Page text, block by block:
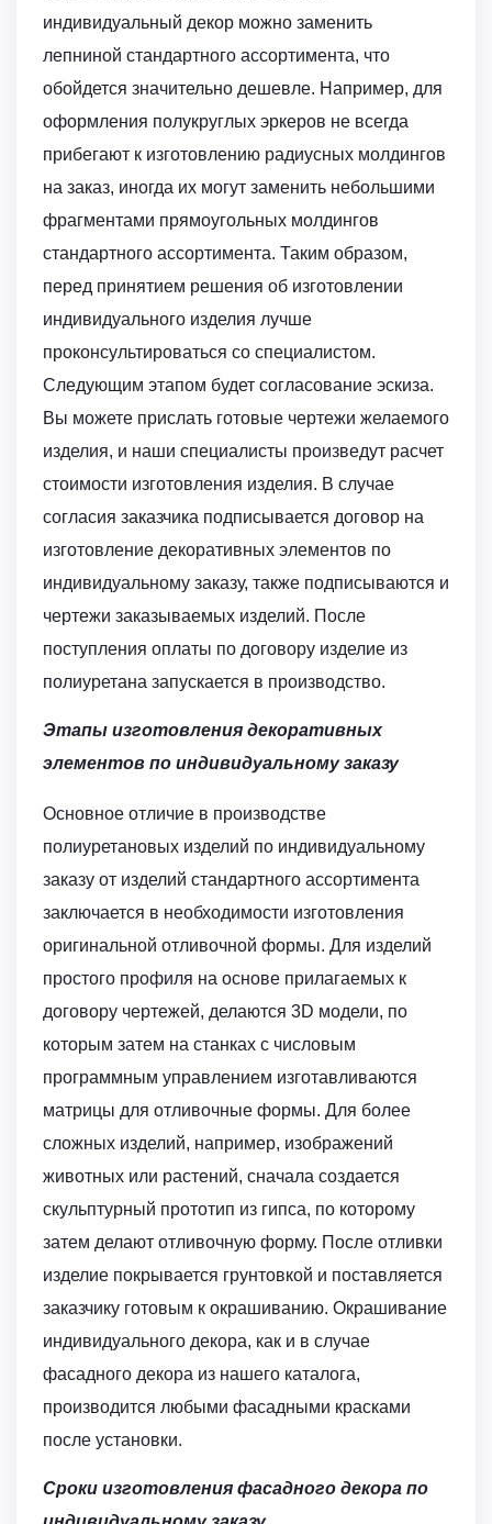
индивидуальный декор можно заменить
лепниной стандартного ассортимента, что
обойдется значительно дешевле. Например, для
оформления полукруглых эркеров не всегда
прибегают к изготовлению радиусных молдингов
на заказ, иногда их могут заменить небольшими
фрагментами прямоугольных молдингов
стандартного ассортимента. Таким образом,
перед принятием решения об изготовлении
индивидуального изделия лучше
проконсультироваться со специалистом.
Следующим этапом будет согласование эскиза.
Вы можете прислать готовые чертежи желаемого
изделия, и наши специалисты произведут расчет
стоимости изготовления изделия. В случае
согласия заказчика подписывается договор на
изготовление декоративных элементов по
индивидуальному заказу, также подписываются и
чертежи заказываемых изделий. После
поступления оплаты по договору изделие из
полиуретана запускается в производство.
Этапы изготовления декоративных
элементов по индивидуальному заказу
Основное отличие в производстве
полиуретановых изделий по индивидуальному
заказу от изделий стандартного ассортимента
заключается в необходимости изготовления
оригинальной отливочной формы. Для изделий
простого профиля на основе прилагаемых к
договору чертежей, делаются 3D модели, по
которым затем на станках с числовым
программным управлением изготавливаются
матрицы для отливочные формы. Для более
сложных изделий, например, изображений
животных или растений, сначала создается
скульптурный прототип из гипса, по которому
затем делают отливочную форму. После отливки
изделие покрывается грунтовкой и поставляется
заказчику готовым к окрашиванию. Окрашивание
индивидуального декора, как и в случае
фасадного декора из нашего каталога,
производится любыми фасадными красками
после установки.
Сроки изготовления фасадного декора по